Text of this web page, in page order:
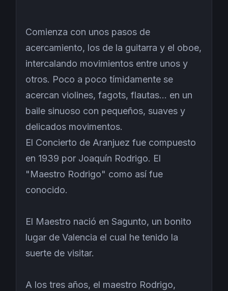
Comienza con unos pasos de
acercamiento, los de la guitarra y el oboe,
intercalando movimientos entre unos y
otros. Poco a poco tímidamente se
acercan violines, fagots, flautas... en un
baile sinuoso con pequeños, suaves y
delicados movimentos.
El Concierto de Aranjuez fue compuesto
en 1939 por Joaquín Rodrigo. El
"Maestro Rodrigo" como así fue
conocido.
El Maestro nació en Sagunto, un bonito
lugar de Valencia el cual he tenido la
suerte de visitar.
A los tres años, el maestro Rodrigo,